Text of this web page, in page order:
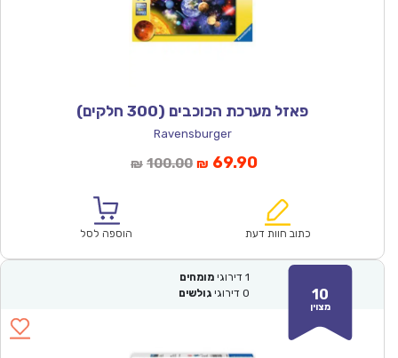
פאזל מערכת הכוכבים (300 חלקים)
Ravensburger
₪ 100.00המחיר
₪100.00.
₪ 69.90המחיר
הוא:
כתוב חוות דעת הוספה לסל
10
מצוין
1 דירוגי מומחים
0 דירוגי גולשים